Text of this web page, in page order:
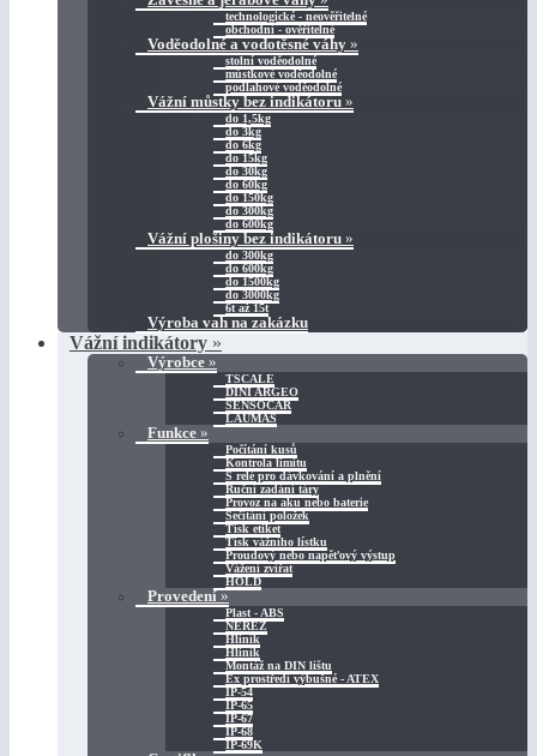
technologické - neověřitelné
obchodní - ověřitelné
Voděodolné a vodotěsné váhy »
stolní voděodolné
můstkové voděodolné
podlahové voděodolné
Vážní můstky bez indikátoru »
do 1,5kg
do 3kg
do 6kg
do 15kg
do 30kg
do 60kg
do 150kg
do 300kg
do 600kg
Vážní plošiny bez indikátoru »
do 300kg
do 600kg
do 1500kg
do 3000kg
6t až 15t
Výroba vah na zakázku
Vážní indikátory »
Výrobce »
TSCALE
DINI ARGEO
SENSOCAR
LAUMAS
Funkce »
Počítání kusů
Kontrola limitu
S relé pro dávkování a plnění
Ruční zadání táry
Provoz na aku nebo baterie
Sečítání položek
Tisk etiket
Tisk vážního lístku
Proudový nebo napěťový výstup
Vážení zvířat
HOLD
Provedení »
Plast - ABS
NEREZ
Hliník
Hliník
Montáž na DIN lištu
Ex prostředí výbušné - ATEX
IP-54
IP-65
IP-67
IP-68
IP-69K